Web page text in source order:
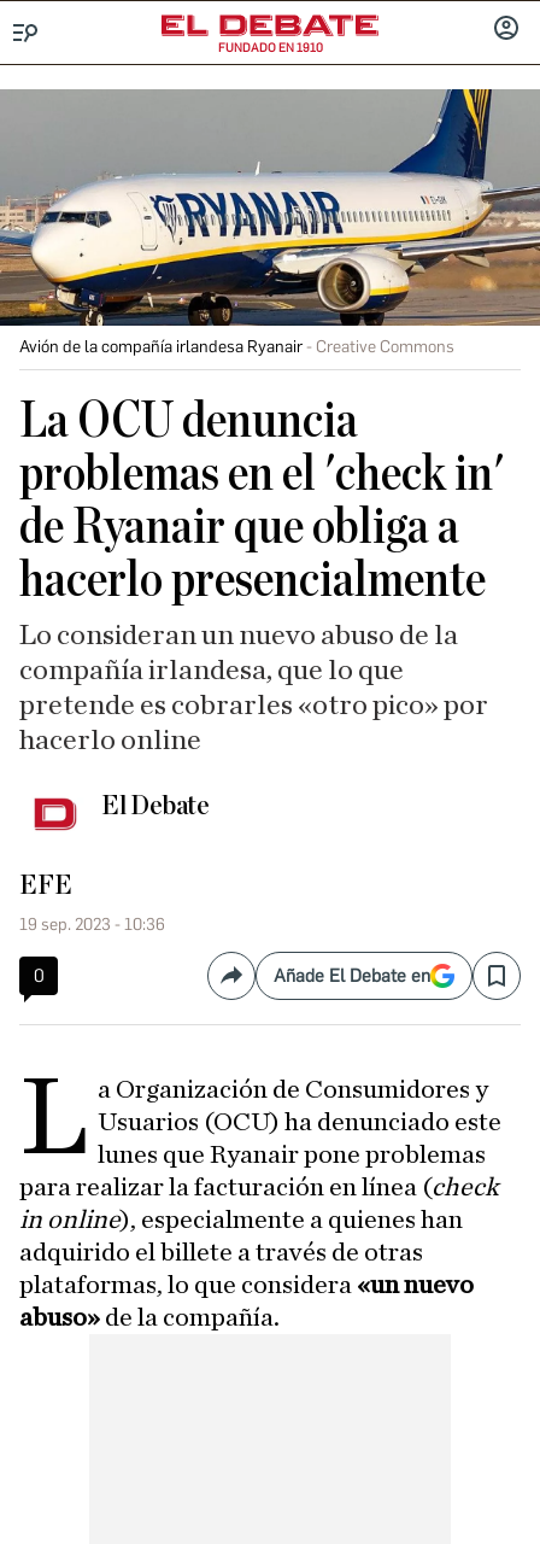
FUNDADO EN 1910
Avión de la compañía irlandesa Ryanair Creative Commons
La OCU denuncia
problemas en el 'check in'
de Ryanair que obliga a
hacerlo presencialmente
Lo consideran un nuevo abuso de la
compañía irlandesa, que lo que
pretende es cobrarles «otro pico» por
hacerlo online
El Debate
EFE
19 sep. 2023 - 10:36
0 CompartirAñade El Debate en Save
L a Organización de Consumidores y
Usuarios (OCU) ha denunciado este
lunes que Ryanair pone problemas
para realizar la facturación en línea (check
in online), especialmente a quienes han
adquirido el billete a través de otras
plataformas, lo que considera «un nuevo
abuso» de la compañía.